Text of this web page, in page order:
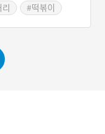
#떡볶이